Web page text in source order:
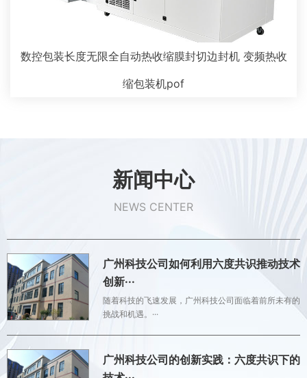
数控包装长度无限全自动热收缩膜封切边封机 变频热收
缩包装机pof
新闻中心
NEWS CENTER
广州科技公司如何利用六度共识推动技术
创新···
随着科技的飞速发展，广州科技公司面临着前所未有的
挑战和机遇。···
广州科技公司的创新实践：六度共识下的